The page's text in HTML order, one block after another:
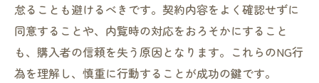
怠ることも避けるべきです。契約内容をよく確認せずに
同意することや、内覧時の対応をおろそかにすること
も、購入者の信頼を失う原因となります。これらのNG行
為を理解し、慎重に行動することが成功の鍵です。